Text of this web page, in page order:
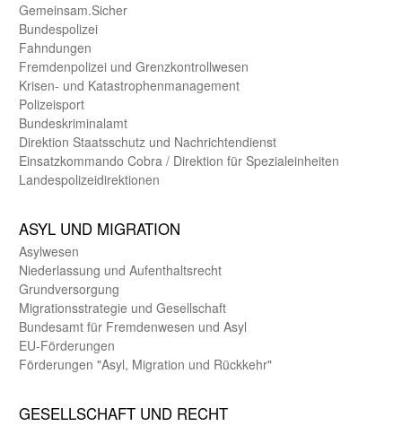
Gemein­sam.Sicher
Bundes­polizei
Fahndungen
Fremdenpolizei und Grenzkontrollwesen
Krisen- und Katastrophen­management
Polizeisport
Bundes­kriminal­amt
Direktion Staats­schutz und Nach­richten­dienst
Einsatz­kommando Cobra / Direktion für Spezialeinheiten
Landes­polizei­direk­tionen
ASYL UND MIGRA­TION
Asyl­wesen
Nieder­lassung und Aufent­halts­recht
Grund­versorgung
Migrations­strategie und Gesell­schaft
Bundes­amt für Fremden­wesen und Asyl
EU-Förde­rungen
Förderungen "Asyl, Migration und Rückkehr"
GE­SELL­SCHAFT UND RECHT